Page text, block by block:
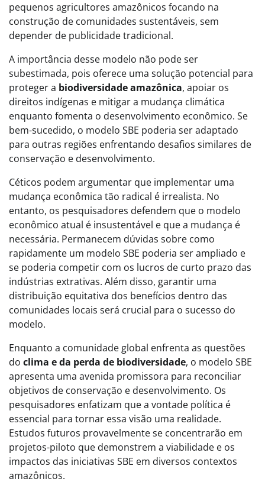
pequenos agricultores amazônicos focando na
construção de comunidades sustentáveis, sem
depender de publicidade tradicional.
A importância desse modelo não pode ser
subestimada, pois oferece uma solução potencial para
proteger a biodiversidade amazônica, apoiar os
direitos indígenas e mitigar a mudança climática
enquanto fomenta o desenvolvimento econômico. Se
bem-sucedido, o modelo SBE poderia ser adaptado
para outras regiões enfrentando desafios similares de
conservação e desenvolvimento.
Céticos podem argumentar que implementar uma
mudança econômica tão radical é irrealista. No
entanto, os pesquisadores defendem que o modelo
econômico atual é insustentável e que a mudança é
necessária. Permanecem dúvidas sobre como
rapidamente um modelo SBE poderia ser ampliado e
se poderia competir com os lucros de curto prazo das
indústrias extrativas. Além disso, garantir uma
distribuição equitativa dos benefícios dentro das
comunidades locais será crucial para o sucesso do
modelo.
Enquanto a comunidade global enfrenta as questões
do clima e da perda de biodiversidade, o modelo SBE
apresenta uma avenida promissora para reconciliar
objetivos de conservação e desenvolvimento. Os
pesquisadores enfatizam que a vontade política é
essencial para tornar essa visão uma realidade.
Estudos futuros provavelmente se concentrarão em
projetos-piloto que demonstrem a viabilidade e os
impactos das iniciativas SBE em diversos contextos
amazônicos.